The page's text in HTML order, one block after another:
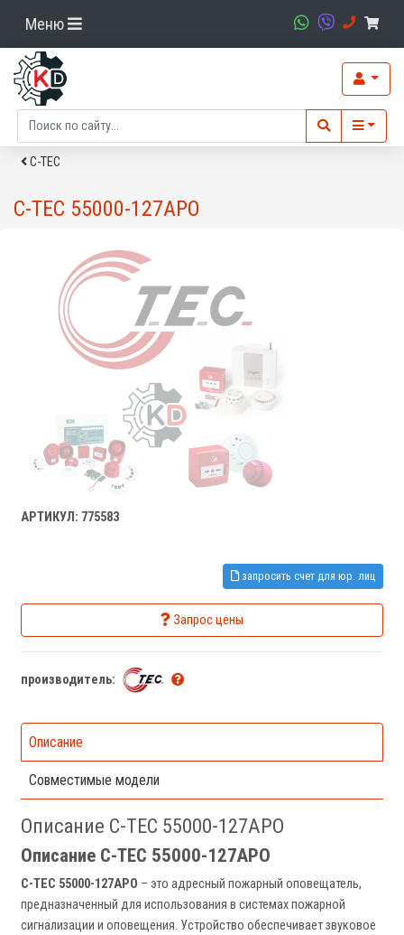
Меню
C-TEC
C-TEC 55000-127APO
АРТИКУЛ: 775583
запросить счет для юр. лиц
Запрос цены
производитель:
Описание
Совместимые модели
Описание C-TEC 55000-127APO
Описание C-TEC 55000-127APO
C-TEC 55000-127APO – это адресный пожарный оповещатель,
предназначенный для использования в системах пожарной
сигнализации и оповещения. Устройство обеспечивает звуковое